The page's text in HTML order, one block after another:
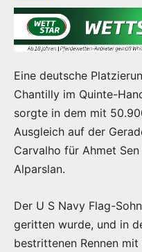
Eine deutsche
Chantilly im Quinte-
sorgte in dem mit
Ausgleich auf der
Carvalho für Ahmet
Alparslan.
Der U S Navy Flag-
geritten wurde, und in
bestrittenen Rennen